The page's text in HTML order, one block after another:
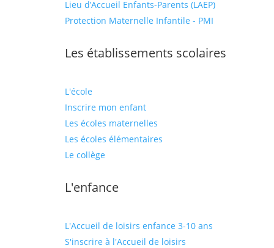
Lieu d’Accueil Enfants-Parents (LAEP)
Protection Maternelle Infantile - PMI
Les établissements scolaires
L'école
Inscrire mon enfant
Les écoles maternelles
Les écoles élémentaires
Le collège
L'enfance
L'Accueil de loisirs enfance 3-10 ans
S'inscrire à l'Accueil de loisirs